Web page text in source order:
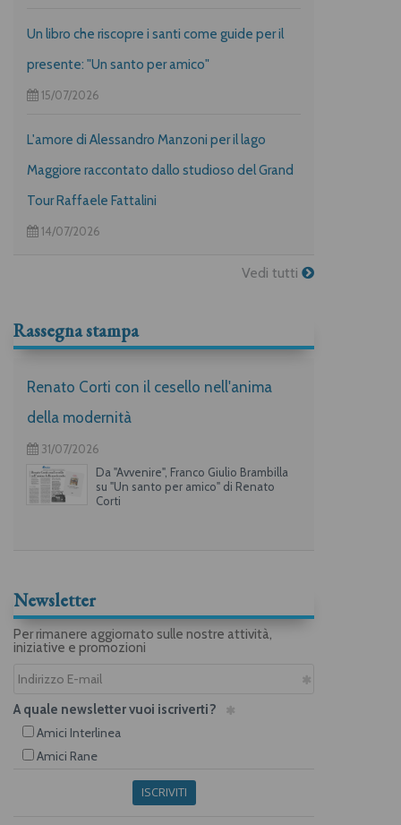
Un libro che riscopre i santi come guide per il
presente: "Un santo per amico"
15/07/2026
L'amore di Alessandro Manzoni per il lago
Maggiore raccontato dallo studioso del Grand
Tour Raffaele Fattalini
14/07/2026
Vedi tutti
Rassegna stampa
Renato Corti con il cesello nell'anima
della modernità
31/07/2026
Da "Avvenire", Franco Giulio Brambilla
su "Un santo per amico" di Renato
Corti
Newsletter
Per rimanere aggiornato sulle nostre attività,
iniziative e promozioni
A quale newsletter vuoi iscriverti?
Amici Interlinea
Amici Rane
ISCRIVITI